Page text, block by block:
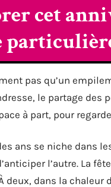
cet
pas qu’un
le partage des
à part, pour
ans se niche dans
l’autre. La
deux, dans la chaleur